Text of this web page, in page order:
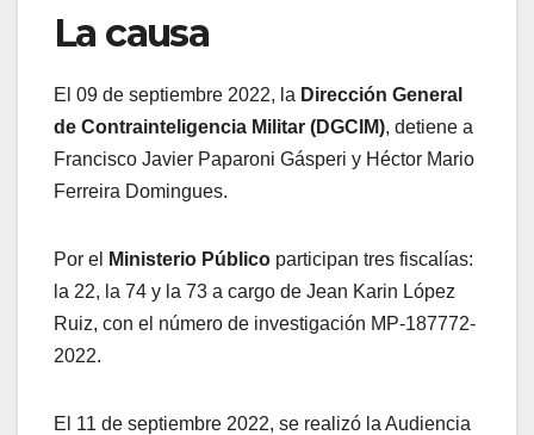
La causa
El 09 de septiembre 2022, la Dirección General
de Contrainteligencia Militar (DGCIM), detiene a
Francisco Javier Paparoni Gásperi y Héctor Mario
Ferreira Domingues.
Por el Ministerio Público participan tres fiscalías:
la 22, la 74 y la 73 a cargo de Jean Karin López
Ruiz, con el número de investigación MP-187772-
2022.
El 11 de septiembre 2022, se realizó la Audiencia